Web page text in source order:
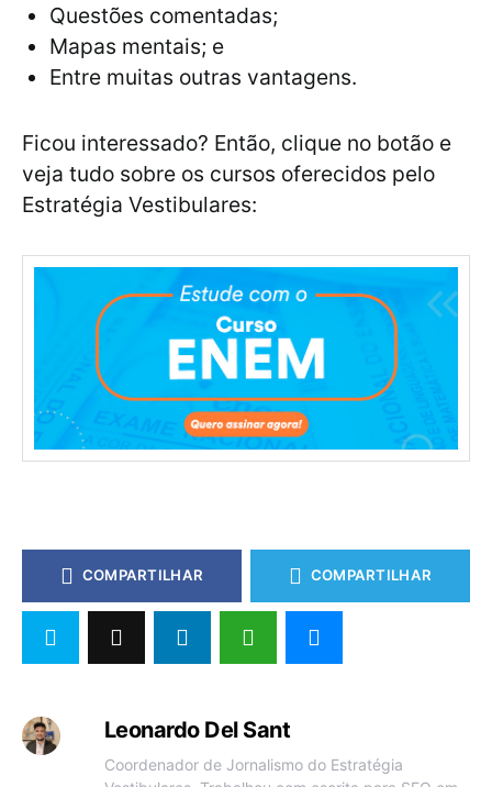
Questões comentadas;
Mapas mentais; e
Entre muitas outras vantagens.
Ficou interessado? Então, clique no botão e
veja tudo sobre os cursos oferecidos pelo
Estratégia Vestibulares:
COMPARTILHAR COMPARTILHAR
Leonardo Del Sant
Coordenador de Jornalismo do Estratégia